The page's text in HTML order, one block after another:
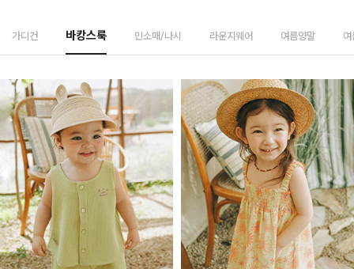
가디건 바캉스룩 민소매/나시 라운지웨어 여름양말